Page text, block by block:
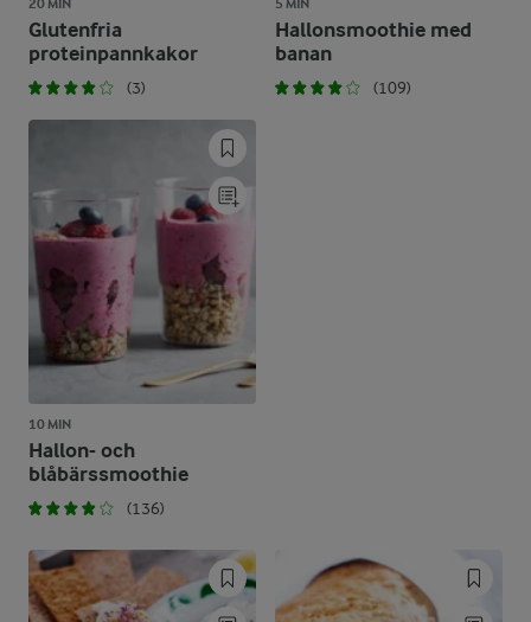
20 MIN
Glutenfria
proteinpannkakor
(3)
5 MIN
Hallonsmoothie med
banan
(109)
10 MIN
Hallon- och
blåbärssmoothie
(136)